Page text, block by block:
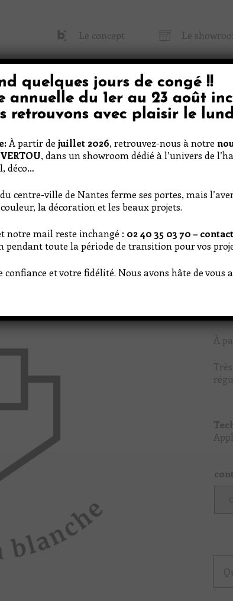
Le concept Le
Baho Papier Peint & Tissu
Blanche
À
quelques jours de congé!!
annuelle du 1er au 23 août
retrouvons avec plaisir le
À partir de juillet 2026, retrouvez-nous à notre
, dans un showroom dédié à l’univers de
déco…
centre-ville de Nantes ferme ses portes, mais
la décoration et les beaux projets.
notre mail reste inchangé : 02 40 35 03 70 –
pendant toute la période de transition pour vos
confiance et votre fidélité. Nous avons hâte de vous